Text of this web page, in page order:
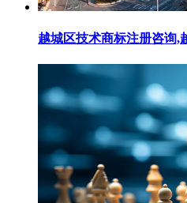
越城区技术商标注册咨询,